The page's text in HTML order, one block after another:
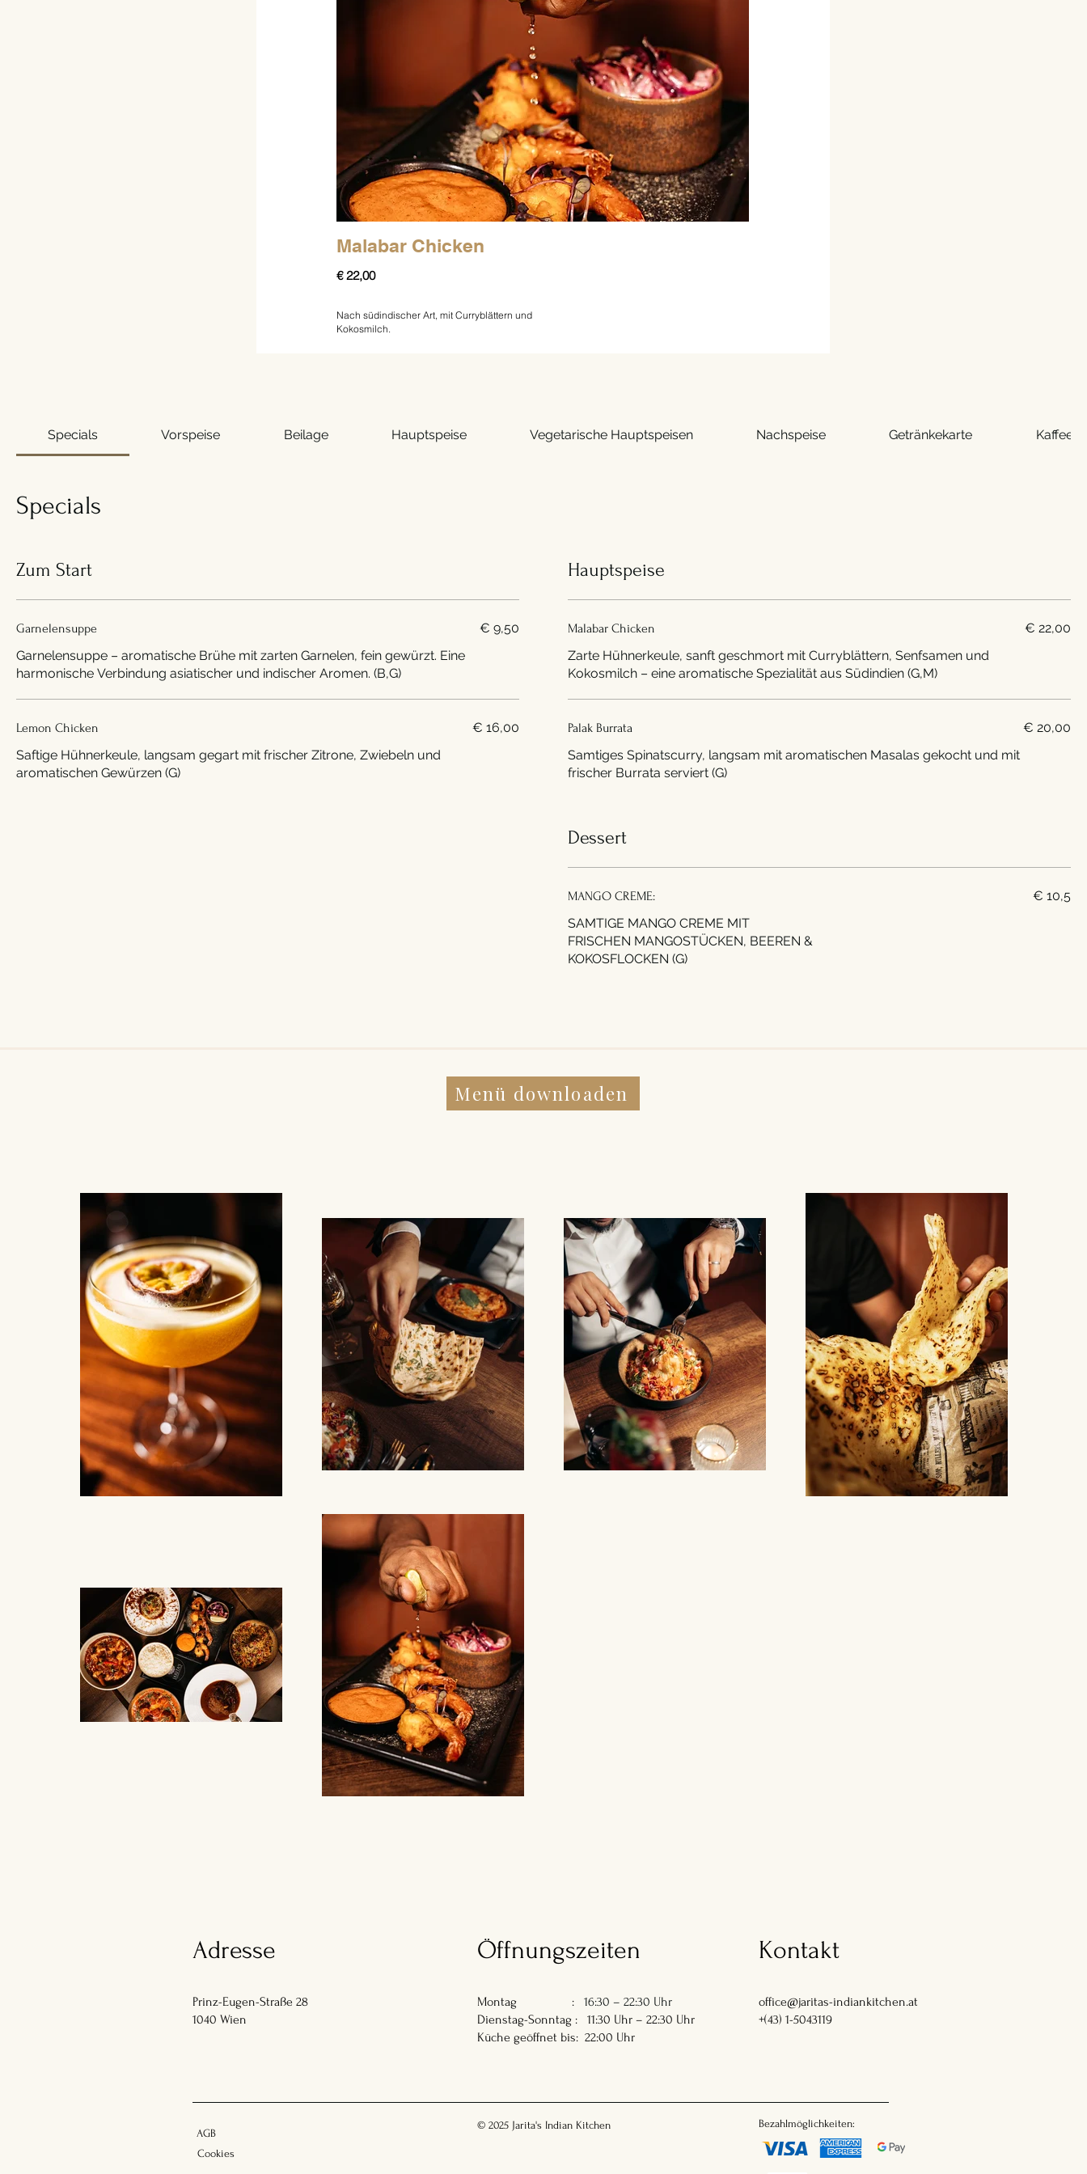
Malabar Chicken
€ 22,00
Nach südindischer Art, mit Curryblättern und
Kokosmilch.
Specials Vorspeise Beilage Hauptspeise Vegetarische Hauptspeisen Nachspeise Getränkekarte Kaffee
Specials
Zum Start
Garnelensuppe
Garnelensuppe – aromatische Brühe mit zarten Garnelen, fein gewürzt. Eine
harmonische Verbindung asiatischer und indischer Aromen. (B,G)
€ 9,50
Lemon Chicken
Saftige Hühnerkeule, langsam gegart mit frischer Zitrone, Zwiebeln und
aromatischen Gewürzen (G)
€ 16,00
Hauptspeise
Malabar Chicken
Zarte Hühnerkeule, sanft geschmort mit Curryblättern, Senfsamen und
Kokosmilch – eine aromatische Spezialität aus Südindien (G,M)
€ 22,00
Palak Burrata
Samtiges Spinatscurry, langsam mit aromatischen Masalas gekocht und mit
frischer Burrata serviert (G)
€ 20,00
Dessert
MANGO CREME:
SAMTIGE MANGO CREME MIT
FRISCHEN MANGOSTÜCKEN, BEEREN &
KOKOSFLOCKEN (G)
€ 10,5
Menü downloaden
Adresse
Prinz-Eugen-Straße 28
1040 Wien
Öffnungszeiten
Montag : 16:30 – 22:30 Uhr
Dienstag-Sonntag : 11:30 Uhr – 22:30 Uhr
Küche geöffnet bis: 22:00 Uhr
Kontakt
office@jaritas-indiankitchen.at
+(43) 1-5043119
AGB
Cookies
© 2025 Jarita's Indian Kitchen Bezahlmöglichkeiten: